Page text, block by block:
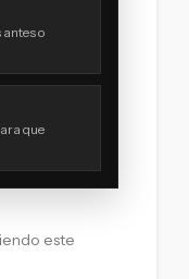
antes o
que
este